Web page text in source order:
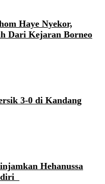
Haye Nyekor,
Dari Kejaran Borneo
3-0 di Kandang
Hehanussa